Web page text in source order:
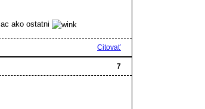
ako ostatni
Citovať
7